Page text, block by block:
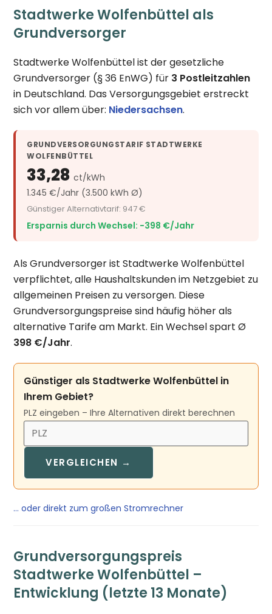
Stadtwerke Wolfenbüttel als
Grundversorger
Stadtwerke Wolfenbüttel ist der gesetzliche
Grundversorger (§ 36 EnWG) für 3 Postleitzahlen
in Deutschland. Das Versorgungsgebiet erstreckt
sich vor allem über: Niedersachsen.
GRUNDVERSORGUNGSTARIF STADTWERKE
WOLFENBÜTTEL
33,28ct/kWh
1.345 €/Jahr (3.500 kWh Ø)
Günstiger Alternativtarif: 947 €
Ersparnis durch Wechsel: −398 €/Jahr
Als Grundversorger ist Stadtwerke Wolfenbüttel
verpflichtet, alle Haushaltskunden im Netzgebiet zu
allgemeinen Preisen zu versorgen. Diese
Grundversorgungspreise sind häufig höher als
alternative Tarife am Markt. Ein Wechsel spart Ø
398 €/Jahr.
Günstiger als Stadtwerke Wolfenbüttel in
Ihrem Gebiet?
PLZ eingeben – Ihre Alternativen direkt berechnen
VERGLEICHEN →
… oder direkt zum großen Stromrechner
Grundversorgungspreis
Stadtwerke Wolfenbüttel –
Entwicklung (letzte 13 Monate)